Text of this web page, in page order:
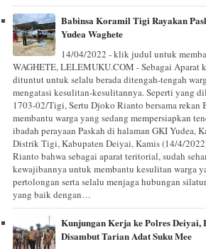
Babinsa Koramil Tigi Rayakan
Yudea Waghete
14/04/2022 - klik judul untuk
WAGHETE, LELEMUKU.COM - Sebagai Aparat
dituntut untuk selalu berada ditengah-tengah
mengatasi kesulitan-kesulitannya. Seperti yang
1703-02/Tigi, Sertu Djoko Rianto bersama rekan
membantu warga yang sedang mempersiapkan
ibadah perayaan Paskah di halaman GKI Yudea,
Distrik Tigi, Kabupaten Deiyai, Kamis (14/4/
Rianto bahwa sebagai aparat teritorial, sudah
kewajibannya untuk membantu kesulitan warga
pertolongan serta selalu menjaga hubungan
yang baik dengan…
Kunjungan Kerja ke Polres Deiyai,
Disambut Tarian Adat Suku Mee